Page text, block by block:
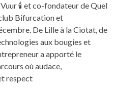
🕯 et co-fondateur de Quel
Bifurcation et
De Lille à la Ciotat, de
aux bougies et
a apporté le
où audace,
respect